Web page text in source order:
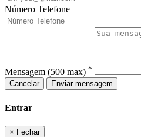
Número Telefone
Mensagem (500 max) *
Cancelar
Enviar mensagem
Entrar
× Fechar